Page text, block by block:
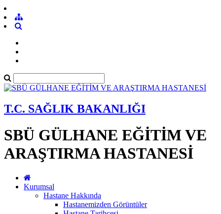
T.C. SAĞLIK BAKANLIĞI
SBÜ GÜLHANE EĞİTİM VE
ARAŞTIRMA HASTANESİ
Kurumsal
Hastane Hakkında
Hastanemizden Görüntüler